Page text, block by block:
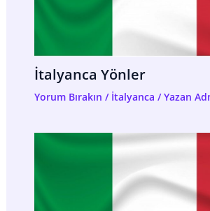
İtalyanca Yönler
Yorum Bırakın / İtalyanca / Yazan